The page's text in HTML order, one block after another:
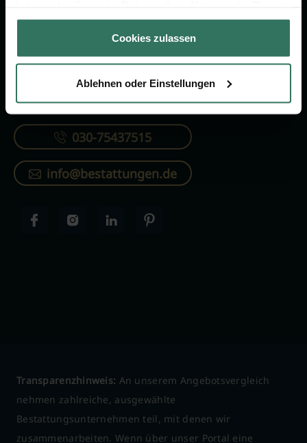
gesammelt haben.
Cookies zulassen
Ablehnen oder Einstellungen
Ratgeber
Kostenlos registrieren
KONTAKTIEREN SIE UNS
030-75437515
info@bestattungen.de
Transparenzhinweis: An unserem Angebotsvergleich
nehmen zahlreiche, ausgewählte
Bestattungsunternehmen teil, mit denen wir
zusammenarbeiten. Wenn über unser Portal eine